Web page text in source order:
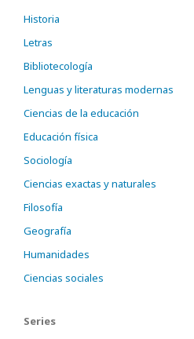
Historia
Letras
Bibliotecología
Lenguas y literaturas modernas
Ciencias de la educación
Educación física
Sociología
Ciencias exactas y naturales
Filosofía
Geografía
Humanidades
Ciencias sociales
Series